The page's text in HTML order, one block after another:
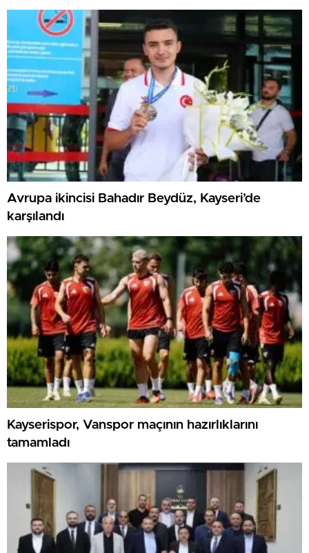
Avrupa ikincisi Bahadır Beydüz, Kayseri’de
karşılandı
Kayserispor, Vanspor maçının hazırlıklarını
tamamladı